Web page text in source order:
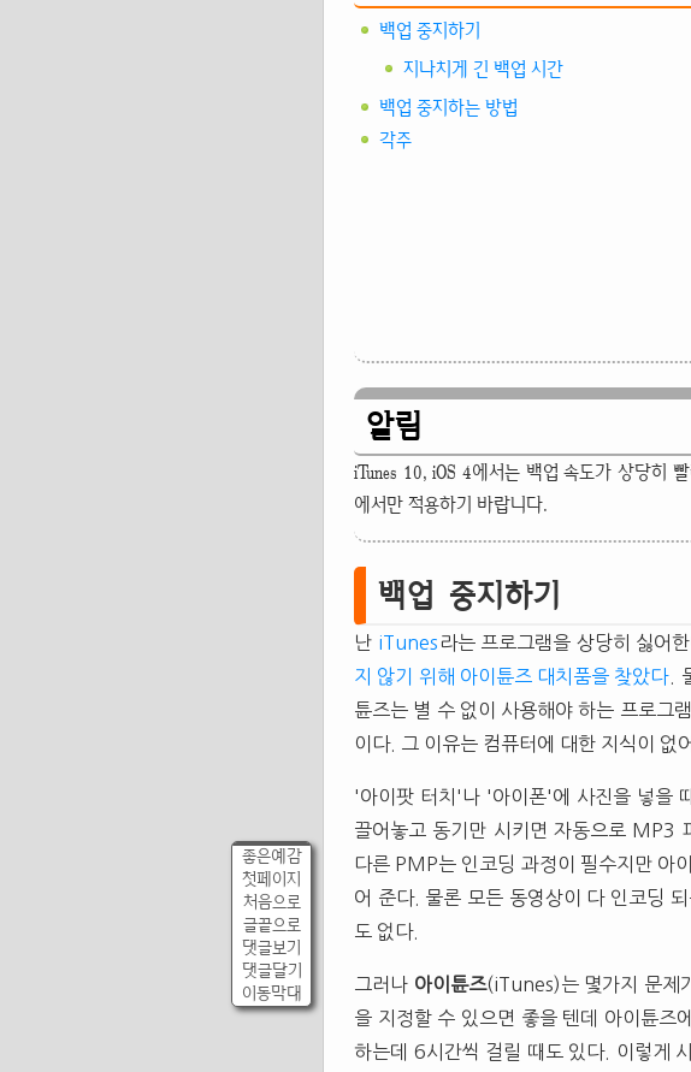
좋은예감
첫페이지
처음으로
글끝으로
댓글보기
댓글달기
이동막대
백업 중지하기
지나치게 긴 백업 시간
백업 중지하는 방법
각주
알림
iTunes 10, iOS 4에서는 백업 속도가 상당히
에서만 적용하기 바랍니다.
백업 중지하기
난 iTunes 라는 프로그램을 상당히 싫어
지 않기 위해 아이튠즈 대치품을 찾았다 .
튠즈는 별 수 없이 사용해야 하는 프로그
이다. 그 이유는 컴퓨터에 대한 지식이 없
'아이팟 터치'나 '아이폰'에 사진을 넣을
끌어놓고 동기만 시키면 자동으로 MP3
다른 PMP는 인코딩 과정이 필수지만 아
어 준다. 물론 모든 동영상이 다 인코딩
도 없다.
그러나 아이튠즈(iTunes)는 몇가지 문제
을 지정할 수 있으면 좋을 텐데 아이튠즈
하는데 6시간씩 걸릴 때도 있다. 이렇게